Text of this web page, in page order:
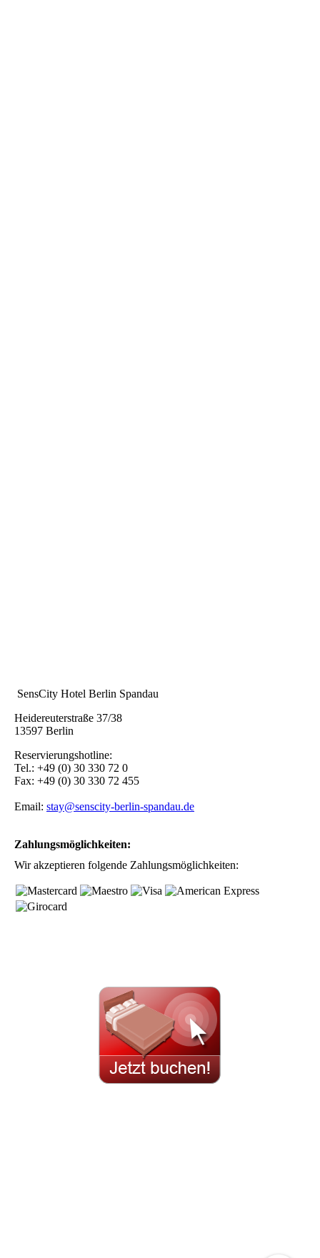
SensCity Hotel Berlin Spandau
Heidereuterstraße 37/38
13597 Berlin
Reservierungshotline:
Tel.: +49 (0) 30 330 72 0
Fax: +49 (0) 30 330 72 455
Email: stay@senscity-berlin-spandau.de
Zahlungsmöglichkeiten:
Wir akzeptieren folgende Zahlungsmöglichkeiten: